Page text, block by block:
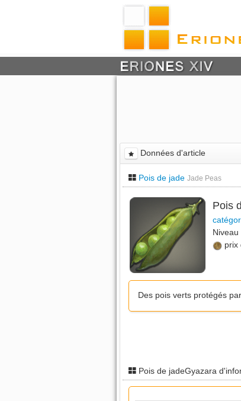
Données d'article
Pois de jade Jade Peas
Pois
Niveau
prix
Des pois verts protégés
Pois de jadeGyazara